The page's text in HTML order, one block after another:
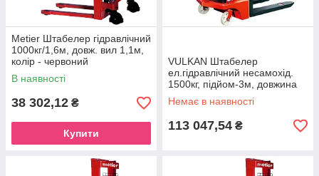
Metier Штабелер гідравлічний
1000кг/1,6м, довж. вил 1,1м,
колір - червоний
В наявності
38 302,12 ₴
Купити
VULKAN Штабелер
ел.гідравлічний несамохід.
1500кг, підйом-3м, довжина
вил 1150мм
Немає в наявності
113 047,54 ₴